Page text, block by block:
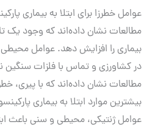
عوامل خطرزا برای ابتلا به بیماری
مطالعات نشان داده‌اند که وجود یک
بیماری را افزایش دهد. عوامل محیطی
در کشاورزی و تماس با فلزات سنگین
مطالعات نشان داده‌اند که با پیری،
عوامل ژنتیکی، محیطی و سنی باعث